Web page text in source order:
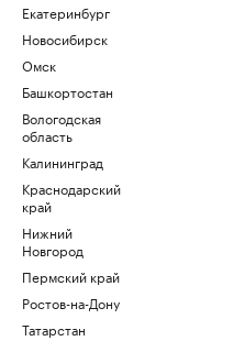
Екатеринбург
Новосибирск
Омск
Башкортостан
Вологодская
область
Калининград
Краснодарский
край
Нижний
Новгород
Пермский край
Ростов-на-Дону
Татарстан